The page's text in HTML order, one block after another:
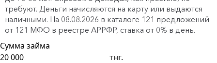
требуют. Деньги начисляются на карту или выдаются
наличными. На 08.08.2026 в каталоге 121 предложений
от 121 МФО в реестре АРРФР, ставка от 0% в день.
Сумма займа
тнг.